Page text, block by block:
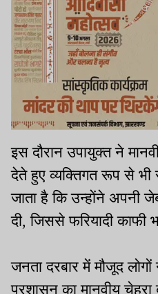
इस दौरान उपायुक्त ने
देते हुए व्यक्तिगत रूप से भी
जाता है कि उन्होंने अपनी
दी, जिससे फरियादी काफी
जनता दरबार में मौजूद
प्रशासन का मानवीय चेहरा